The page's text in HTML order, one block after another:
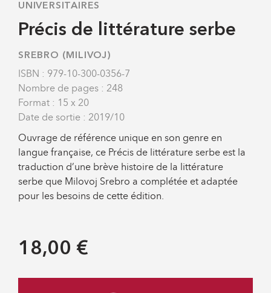
UNIVERSITAIRES
Précis de littérature serbe
SREBRO (MILIVOJ)
ISBN : 979-10-300-0356-7
Nombre de pages : 248
Format : 15 x 20
Date de sortie : 2019/10
Ouvrage de référence unique en son genre en
langue française, ce Précis de littérature serbe est la
traduction d’une brève histoire de la littérature
serbe que Milovoj Srebro a complétée et adaptée
pour les besoins de cette édition.
18,00 €